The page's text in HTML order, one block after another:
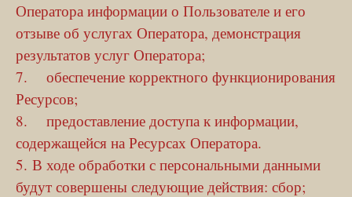
Оператора информации о Пользователе и его
отзыве об услугах Оператора, демонстрация
результатов услуг Оператора;
7. обеспечение корректного функционирования
Ресурсов;
8. предоставление доступа к информации,
содержащейся на Ресурсах Оператора.
5. В ходе обработки с персональными данными
будут совершены следующие действия: сбор;